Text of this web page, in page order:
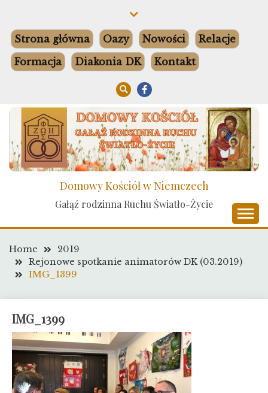
content
Strona główna Oazy Nowości
Relacje
Formacja
Diakonia DK Kontakt
Domowy Kościół w Niemczech
Gałąź rodzinna Ruchu Światło-Życie
Home
2019
Rejonowe spotkanie animatorów DK (03.2019)
IMG_1399
IMG_1399